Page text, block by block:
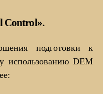
Control».
подготовки к
использованию DEM